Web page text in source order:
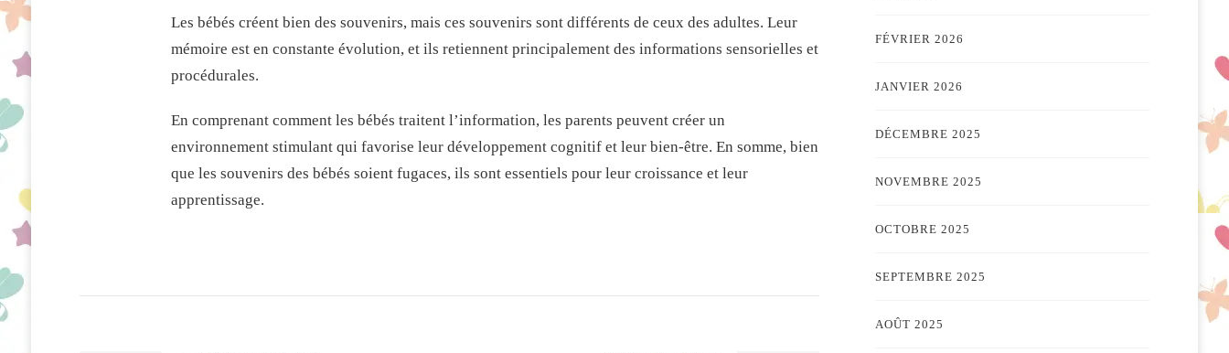
Les bébés créent bien des souvenirs, mais ces souvenirs sont différents de ceux des adultes. Leur
mémoire est en constante évolution, et ils retiennent principalement des informations sensorielles et
procédurales.
En comprenant comment les bébés traitent l’information, les parents peuvent créer un
environnement stimulant qui favorise leur développement cognitif et leur bien-être. En somme, bien
que les souvenirs des bébés soient fugaces, ils sont essentiels pour leur croissance et leur
apprentissage.
FÉVRIER 2026
JANVIER 2026
DÉCEMBRE 2025
NOVEMBRE 2025
OCTOBRE 2025
SEPTEMBRE 2025
AOÛT 2025